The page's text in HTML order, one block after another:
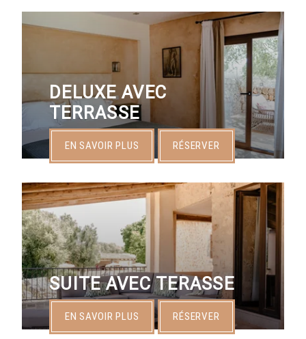
DELUXE AVEC
TERRASSE
EN SAVOIR PLUS RÉSERVER
SUITE AVEC TERASSE
EN SAVOIR PLUS RÉSERVER